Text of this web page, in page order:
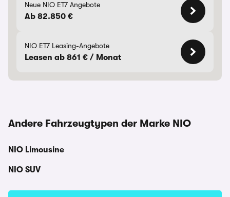
Neue NIO ET7 Angebote
Ab 82.850 €
NIO ET7 Leasing-Angebote
Leasen ab 861 € / Monat
Andere Fahrzeugtypen der Marke NIO
NIO Limousine
NIO SUV